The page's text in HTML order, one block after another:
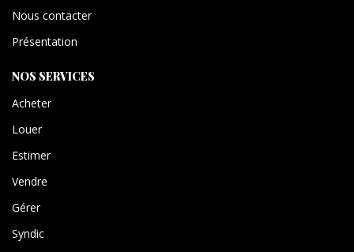
Nous contacter
Présentation
NOS SERVICES
Acheter
Louer
Estimer
Vendre
Gérer
Syndic